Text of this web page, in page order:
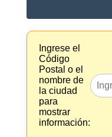
Ingrese el
Código
Postal o el
nombre de
la ciudad
para
mostrar
información: